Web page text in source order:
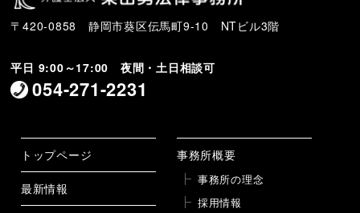
〒420-0858 静岡市葵区伝馬町9-10 NTビル3階
平日 9:00～17:00 夜間・土日相談可
054-271-2231
トップページ
最新情報
事務所概要
事務所の理念
採用情報